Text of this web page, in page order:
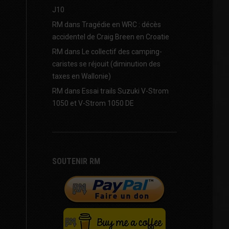
J10
RM dans Tragédie en WRC : décès
accidentel de Craig Breen en Croatie
RM dans
Le collectif des camping-
caristes se réjouit (diminution des
taxes en Wallonie)
RM dans Essai trails Suzuki V-Strom
1050 et V-Strom 1050 DE
SOUTENIR RM